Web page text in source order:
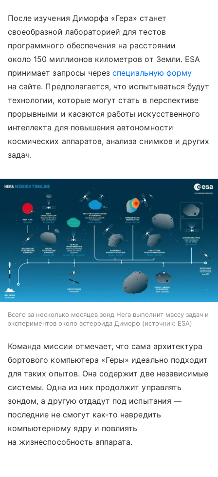
После изучения Диморфа «Гера» станет
своеобразной лабораторией для тестов
программного обеспечения на расстоянии
около 150 миллионов километров от Земли. ESA
принимает запросы черезспециальную форму
на сайте. Предполагается, что испытываться будут
технологии, которые могут стать в перспективе
прорывными и касаются работы искусственного
интеллекта для повышения автономности
космических аппаратов, анализа снимков и других
задач.
Всего за несколько месяцев зонд Hera выполнит массу задач и
экспериментов около астероида Диморф
источник: ESA
Команда миссии отмечает, что сама архитектура
бортового компьютера «Геры» идеально подходит
для таких опытов. Она содержит две независимые
системы. Одна из них продолжит управлять
зондом, а другую отдадут под испытания —
последние не смогут как-то навредить
компьютерному ядру и повлиять
на жизнеспособность аппарата.